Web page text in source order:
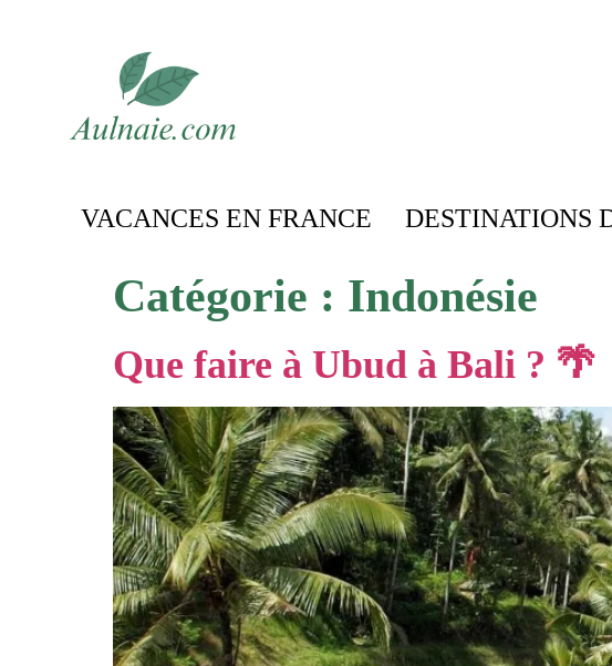
VACANCES EN FRANCE DESTINATIONS
Catégorie : Indonésie
Que faire à Ubud à Bali ? 🌴